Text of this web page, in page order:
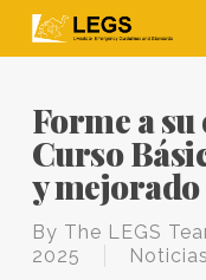
Forme a
Curso
y mejorado
By The LEGS
2025
Noticias